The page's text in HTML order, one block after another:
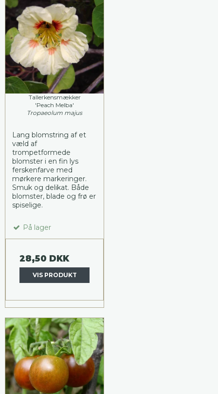
Tallerkensmækker
'Peach Melba'
Tropaeolum majus
Lang blomstring af et
væld af
trompetformede
blomster i en fin lys
ferskenfarve med
mørkere markeringer.
Smuk og delikat. Både
blomster, blade og frø er
spiselige.
På lager
28,50 DKK
VIS PRODUKT